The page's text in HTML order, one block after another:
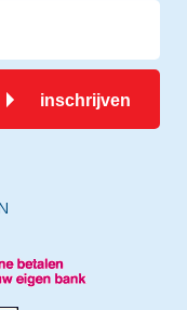
inschrijven